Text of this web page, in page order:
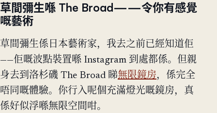
草間彌生喺 The Broad——令你有感覺
嘅藝術
草間彌生係日本藝術家，我去之前已經知道佢
——佢嘅波點裝置喺 Instagram 到處都係。但親
身去到洛杉磯 The Broad 睇無限鏡房，係完全
唔同嘅體驗。你行入呢個充滿燈光嘅鏡房，真
係好似浮喺無限空間咁。